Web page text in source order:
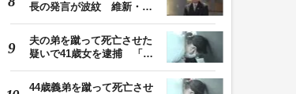
長の発言が波紋 維新・吉
夫の弟を蹴って死亡させた
疑いで41歳女を逮捕 「生
44歳義弟を蹴って死亡させ